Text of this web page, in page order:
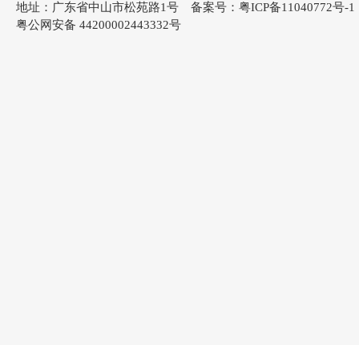
地址：广东省中山市松苑路1号 备案号： 粤ICP备11040772号-1
粤公网安备 44200002443332号